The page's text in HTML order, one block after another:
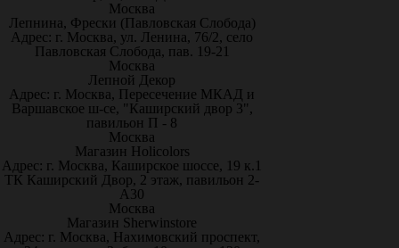
Москва
Лепнина, Фрески (Павловская Слобода)
Адрес: г. Москва, ул. Ленина, 76/2, село
Павловская Слобода, пав. 19-21
Москва
Лепной Декор
Адрес: г. Москва, Пересечение МКАД и
Варшавское ш-се, "Каширский двор 3",
павильон П - 8
Москва
Магазин Holicolors
Адрес: г. Москва, Каширское шоссе, 19 к.1
ТК Каширский Двор, 2 этаж, павильон 2-
А30
Москва
Магазин Sherwinstore
Адрес: г. Москва, Нахимовский проспект,